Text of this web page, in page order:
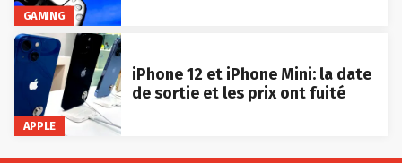
GAMING
APPLE
iPhone 12 et iPhone Mini: la date
de sortie et les prix ont fuité